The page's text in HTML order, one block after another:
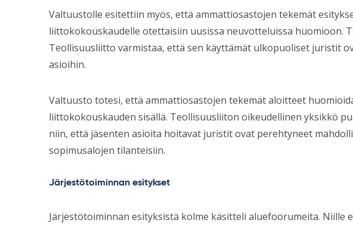
Valtuustolle esitettiin myös, että ammattiosastojen tekemät
liittokokouskaudelle otettaisiin uusissa neuvotteluissa huomioon.
Teollisuusliitto varmistaa, että sen käyttämät ulkopuoliset juristit
asioihin.
Valtuusto totesi, että ammattiosastojen tekemät aloitteet
liittokokouskauden sisällä. Teollisuusliiton oikeudellinen yksikkö
niin, että jäsenten asioita hoitavat juristit ovat perehtyneet
sopimusalojen tilanteisiin.
Järjestötoiminnan esitykset
Järjestötoiminnan esityksistä kolme käsitteli aluefoorumeita. Niille